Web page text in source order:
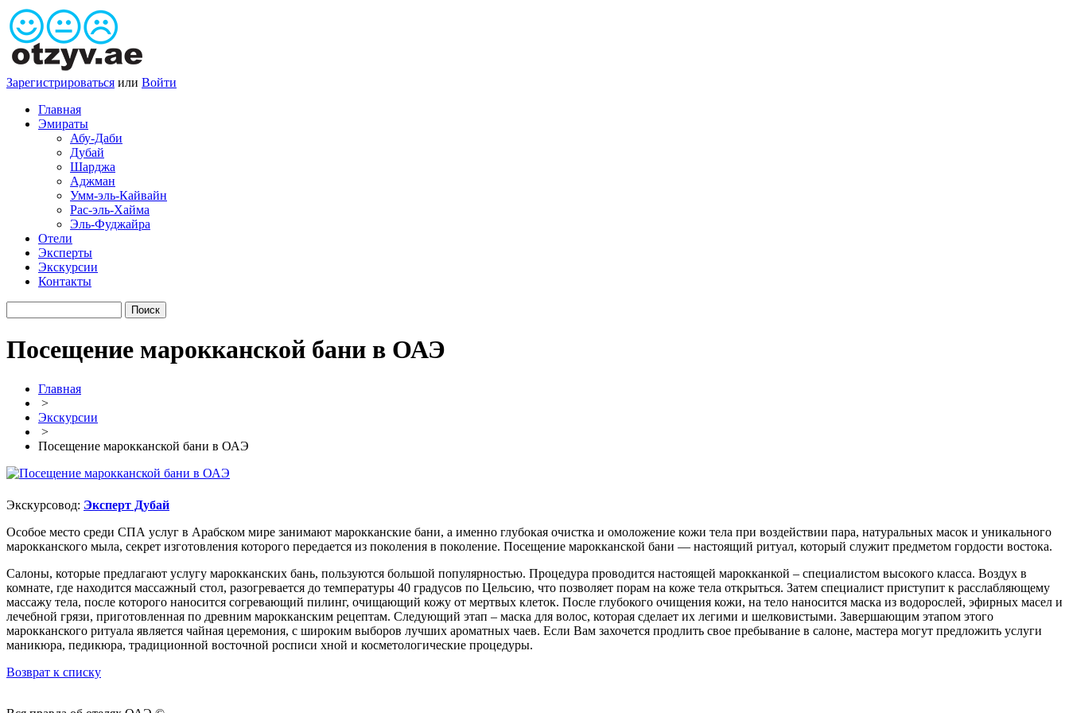
Зарегистрироваться или Войти
Главная
Эмираты
Абу-Даби
Дубай
Шарджа
Аджман
Умм-эль-Кайвайн
Рас-эль-Хайма
Эль-Фуджайра
Отели
Эксперты
Экскурсии
Контакты
Посещение марокканской бани в ОАЭ
Главная
>
Экскурсии
>
Посещение марокканской бани в ОАЭ
Экскурсовод: Эксперт Дубай
Особое место среди СПА услуг в Арабском мире занимают марокканские бани, а именно глубокая очистка и омоложение кожи тела при воздействии пара, натуральных масок и уникального
марокканского мыла, секрет изготовления которого передается из поколения в поколение. Посещение марокканской бани — настоящий ритуал, который служит предметом гордости востока.
Салоны, которые предлагают услугу марокканских бань, пользуются большой популярностью. Процедура проводится настоящей марокканкой – специалистом высокого класса. Воздух в
комнате, где находится массажный стол, разогревается до температуры 40 градусов по Цельсию, что позволяет порам на коже тела открыться. Затем специалист приступит к расслабляющему
массажу тела, после которого наносится согревающий пилинг, очищающий кожу от мертвых клеток. После глубокого очищения кожи, на тело наносится маска из водорослей, эфирных масел и
лечебной грязи, приготовленная по древним марокканским рецептам. Следующий этап – маска для волос, которая сделает их легими и шелковистыми. Завершающим этапом этого
марокканского ритуала является чайная церемония, с широким выборов лучших ароматных чаев. Если Вам захочется продлить свое пребывание в салоне, мастера могут предложить услуги
маникюра, педикюра, традиционной восточной росписи хной и косметологические процедуры.
Возврат к списку